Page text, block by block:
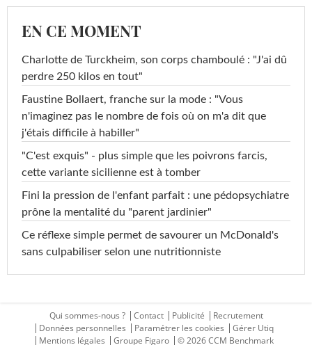
EN CE MOMENT
Charlotte de Turckheim, son corps chamboulé : "J'ai dû
perdre 250 kilos en tout"
Faustine Bollaert, franche sur la mode : "Vous
n'imaginez pas le nombre de fois où on m'a dit que
j'étais difficile à habiller"
"C'est exquis" - plus simple que les poivrons farcis,
cette variante sicilienne est à tomber
Fini la pression de l'enfant parfait : une pédopsychiatre
prône la mentalité du "parent jardinier"
Ce réflexe simple permet de savourer un McDonald's
sans culpabiliser selon une nutritionniste
Qui sommes-nous ? Contact Publicité
Recrutement
Données personnelles
Paramétrer les cookies
Gérer Utiq
Mentions légales
Groupe Figaro © 2026 CCM Benchmark